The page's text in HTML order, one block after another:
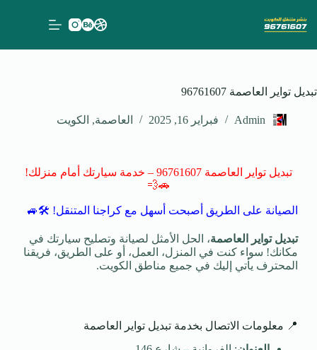
تبديل تواير العاصمة 96761607
Admin فبراير 16, 2025 العاصمة, الكويت
تبديل تواير العاصمة 96761607 – خدمة سيارتك أمام منزلك!
🚗💨
الصيانة على الطريق أصبحت أسهل مع كراجنا المتنقل! 🛠️🚙
تبديل تواير العاصمة، الحل الأمثل لصيانة وتصليح سيارتك في
مكانك! سواء كنت في المنزل، العمل، أو على الطريق، فريقنا
المحترف يأتي إليك في جميع مناطق الكويت.
📍 معلومات الاتصال بخدمة تبديل تواير العاصمة